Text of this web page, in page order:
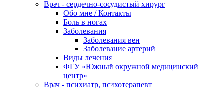
Врач - сердечно-сосудистый хирург
Обо мне / Контакты
Боль в ногах
Заболевания
Заболевания вен
Заболевание артерий
Виды лечения
ФГУ «Южный окружной медицинский
центр»
Врач - психиатр, психотерапевт